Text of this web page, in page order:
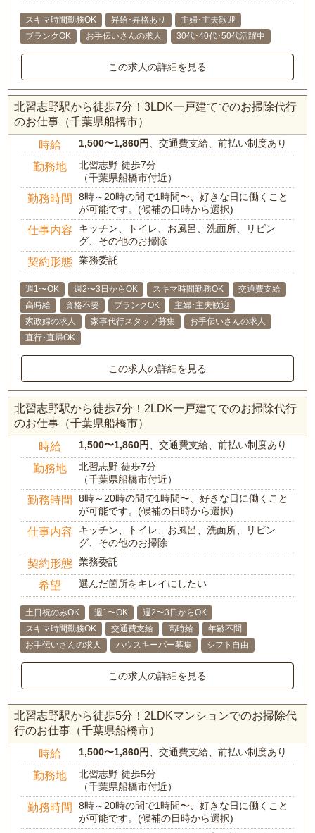
スキマ時間勤務OK 昇給･昇格あり
主婦･主夫歓迎
ブランクOK
お手伝いさんの求人 30代･40代･50代活躍中
この求人の詳細を見る
北習志野駅から徒歩7分！3LDK一戸建てでのお掃除代行
のお仕事（千葉県船橋市）
時給 1,500〜1,860円、交通費支給、前払い制度あり
勤務地
北習志野 徒歩7分
（千葉県船橋市付近）
勤務時間
8時～20時の間で1時間〜、好きな日に働くこと
が可能です。(候補の日時から選択)
仕事内容
キッチン、トイレ、お風呂、洗面所、リビン
グ、その他のお掃除
契約形態 業務委託
週1〜OK 週2〜3日からOK スキマ時間勤務OK
交通費支給
高時給
資格不要 ブランクOK
主婦･主夫歓迎
家政婦の求人
家事代行スタッフ募集
お手伝いさんの求人
直行･直帰OK
この求人の詳細を見る
北習志野駅から徒歩7分！2LDK一戸建てでのお掃除代行
のお仕事（千葉県船橋市）
時給 1,500〜1,860円、交通費支給、前払い制度あり
勤務地
北習志野 徒歩7分
（千葉県船橋市付近）
勤務時間
8時～20時の間で1時間〜、好きな日に働くこと
が可能です。(候補の日時から選択)
仕事内容
キッチン、トイレ、お風呂、洗面所、リビン
グ、その他のお掃除
契約形態 業務委託
希望 選んだ箇所をキレイにしたい
土日祝のみOK 週1〜OK
週2〜3日からOK
スキマ時間勤務OK
交通費支給 高時給
年齢不問
お手伝いさんの求人
ハウスキーパー募集 シフト自由
この求人の詳細を見る
北習志野駅から徒歩5分！2LDKマンションでのお掃除代
行のお仕事（千葉県船橋市）
時給 1,500〜1,860円、交通費支給、前払い制度あり
勤務地
北習志野 徒歩5分
（千葉県船橋市付近）
勤務時間
8時～20時の間で1時間〜、好きな日に働くこと
が可能です。(候補の日時から選択)